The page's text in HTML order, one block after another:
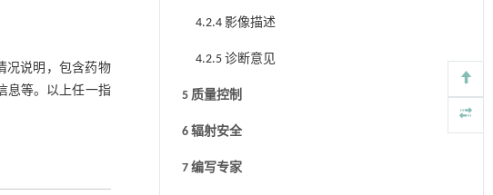
况说明，包含药物
息等。以上任一指
4.2.4 影像描述
4.2.5 诊断意见
5 质量控制
6 辐射安全
7 编写专家